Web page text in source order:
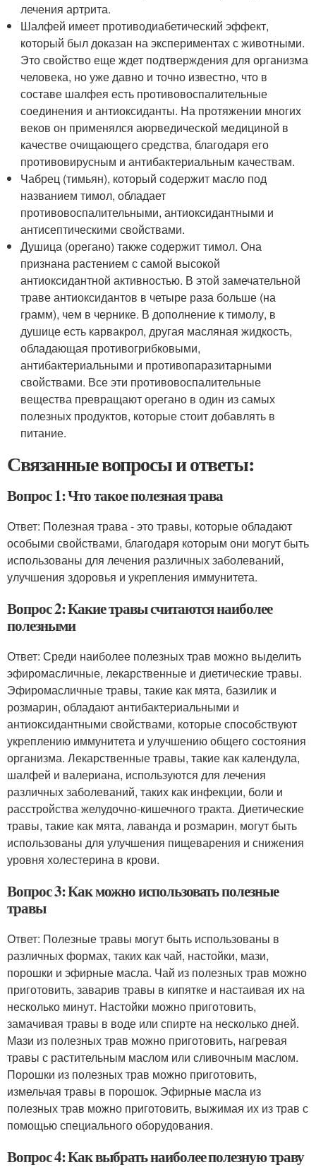
лечения артрита.
Шалфей имеет противодиабетический эффект,
который был доказан на экспериментах с животными.
Это свойство еще ждет подтверждения для организма
человека, но уже давно и точно известно, что в
составе шалфея есть противовоспалительные
соединения и антиоксиданты. На протяжении многих
веков он применялся аюрведической медициной в
качестве очищающего средства, благодаря его
противовирусным и антибактериальным качествам.
Чабрец (тимьян), который содержит масло под
названием тимол, обладает
противовоспалительными, антиоксидантными и
антисептическими свойствами.
Душица (орегано) также содержит тимол. Она
признана растением с самой высокой
антиоксидантной активностью. В этой замечательной
траве антиоксидантов в четыре раза больше (на
грамм), чем в чернике. В дополнение к тимолу, в
душице есть карвакрол, другая масляная жидкость,
обладающая противогрибковыми,
антибактериальными и противопаразитарными
свойствами. Все эти противовоспалительные
вещества превращают орегано в один из самых
полезных продуктов, которые стоит добавлять в
питание.
Связанные вопросы и ответы:
Вопрос 1: Что такое полезная трава
Ответ: Полезная трава - это травы, которые обладают
особыми свойствами, благодаря которым они могут быть
использованы для лечения различных заболеваний,
улучшения здоровья и укрепления иммунитета.
Вопрос 2: Какие травы считаются наиболее
полезными
Ответ: Среди наиболее полезных трав можно выделить
эфиромасличные, лекарственные и диетические травы.
Эфиромасличные травы, такие как мята, базилик и
розмарин, обладают антибактериальными и
антиоксидантными свойствами, которые способствуют
укреплению иммунитета и улучшению общего состояния
организма. Лекарственные травы, такие как календула,
шалфей и валериана, используются для лечения
различных заболеваний, таких как инфекции, боли и
расстройства желудочно-кишечного тракта. Диетические
травы, такие как мята, лаванда и розмарин, могут быть
использованы для улучшения пищеварения и снижения
уровня холестерина в крови.
Вопрос 3: Как можно использовать полезные
травы
Ответ: Полезные травы могут быть использованы в
различных формах, таких как чай, настойки, мази,
порошки и эфирные масла. Чай из полезных трав можно
приготовить, заварив травы в кипятке и настаивая их на
несколько минут. Настойки можно приготовить,
замачивая травы в воде или спирте на несколько дней.
Мази из полезных трав можно приготовить, нагревая
травы с растительным маслом или сливочным маслом.
Порошки из полезных трав можно приготовить,
измельчая травы в порошок. Эфирные масла из
полезных трав можно приготовить, выжимая их из трав с
помощью специального оборудования.
Вопрос 4: Как выбрать наиболее полезную траву